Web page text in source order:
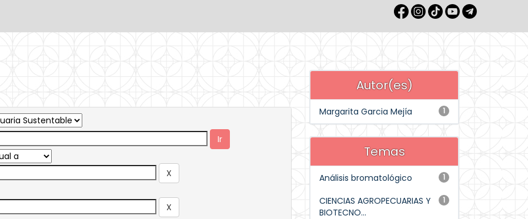
Autor(es)
1
Margarita Garcia Mejía
Temas
1
Análisis bromatológico
1
CIENCIAS AGROPECUARIAS Y
BIOTECNO...